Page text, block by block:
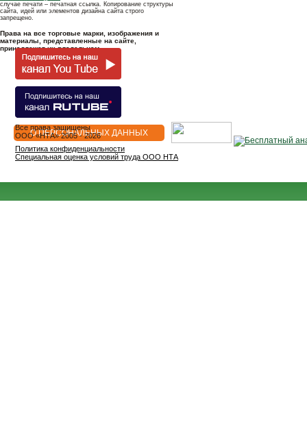
случае печати – печатная ссылка. Копирование структуры
сайта, идей или элементов дизайна сайта строго
запрещено.
Права на все торговые марки, изображения и
материалы, представленные на сайте,
принадлежат их владельцам.
О ПЕРСОНАЛЬНЫХ ДАННЫХ
Все права защищены
OOO «НТА» 2005 - 2026
Политика конфиденциальности
Специальная оценка условий труда ООО НТА